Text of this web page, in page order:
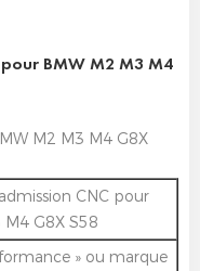
BMW M2 M3 M4
M2 M3 M4 G8X
CNC pour
G8X S58
» ou marque